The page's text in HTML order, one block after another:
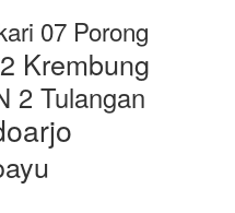
07 Porong
Krembung
2 Tulangan